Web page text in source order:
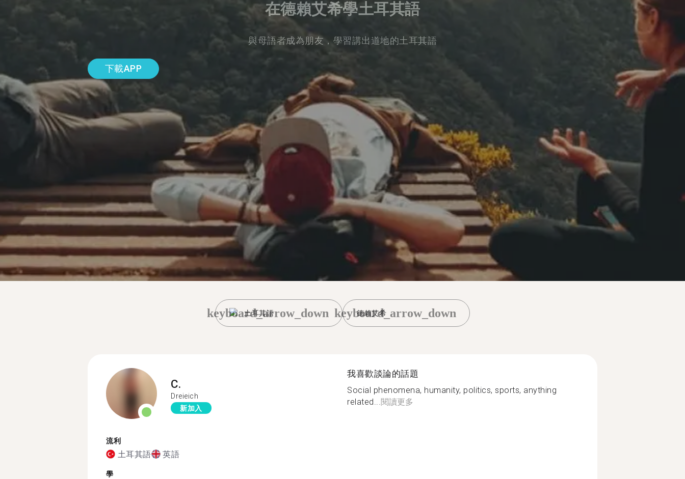
在德賴艾希學土耳其語
與母語者成為朋友，學習講出道地的土耳其語
下載APP
土耳其語
keyboard_arrow_down 德賴艾希
keyboard_arrow_down
C.
Dreieich
新加入
流利
土耳其語 英語
學
我喜歡談論的話題
Social phenomena, humanity, politics, sports, anything
related...閱讀更多